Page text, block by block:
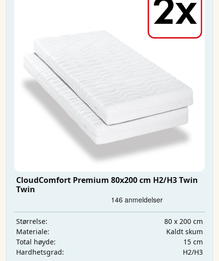
CloudComfort Premium 80x200 cm H2/H3 Twin
Twin
Størrelse:
80 x 200 cm
Materiale:
Kaldt skum
Total høyde:
15 cm
Hardhetsgrad:
H2/H3